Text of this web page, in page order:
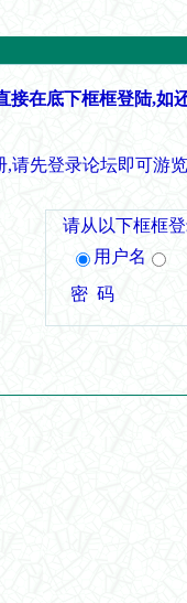
接在底下框框登陆,如
,请先登录论坛即可游
请从以下框框
用户名
密 码